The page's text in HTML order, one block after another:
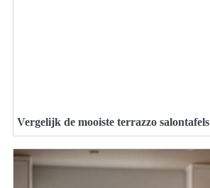
Vergelijk de mooiste terrazzo salontafels